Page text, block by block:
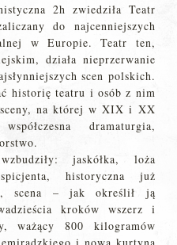
2h zwiedziła Teatr
do najcenniejszych
w Europie. Teatr ten,
działa nieprzerwanie
scen polskich.
historię teatru i osób z nim
na której w XIX i XX
dramaturgia,
jaskółka, loża
historyczna już
scena – jak określił ją
kroków wszerz i
ważący 800 kilogramów